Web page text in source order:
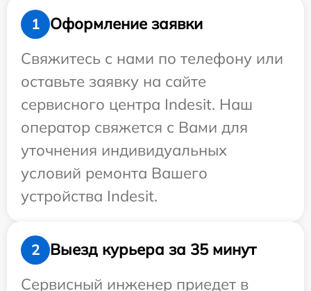
1
Оформление заявки
Свяжитесь с нами по телефону или
оставьте заявку на сайте
сервисного центра Indesit. Наш
оператор свяжется с Вами для
уточнения индивидуальных
условий ремонта Вашего
устройства Indesit.
2
Выезд курьера за 35 минут
Сервисный инженер приедет в